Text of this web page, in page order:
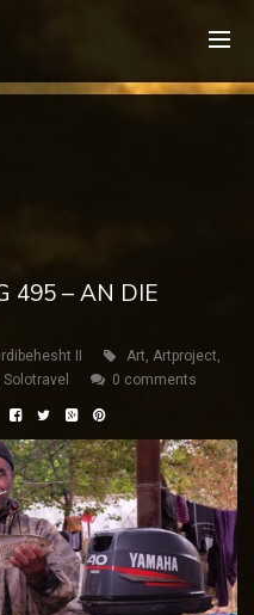
495 – AN DIE
II Art, Artproject,
Solotravel 0 comments